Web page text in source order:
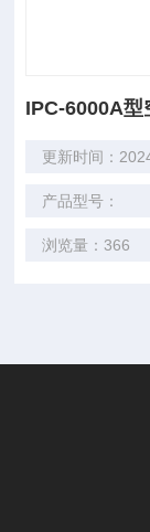
IPC-6000A型
更新时间：
产品型号：
浏览量：366